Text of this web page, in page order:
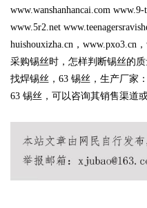
Bo
www.wanshanhancai.com
www.5r2.net
huishouxizha.cn，www.pxo3.cn
采购锡丝时，怎样判断锡丝的质
找焊锡丝，63 锡丝，生产厂家
63 锡丝，可以咨询其销售渠道